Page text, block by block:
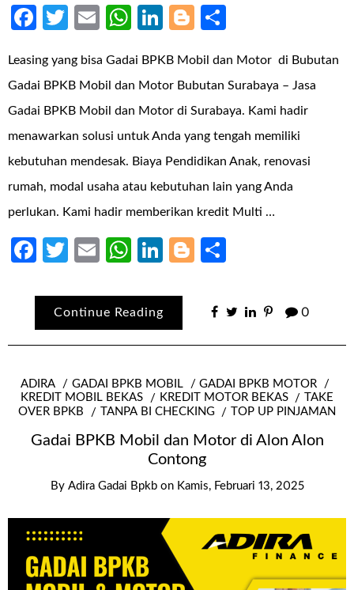
Facebook
Twitter
EmailWhatsApp
LinkedIn
Blogger
Leasing yang bisa Gadai BPKB Mobil dan Motor di Bubutan
Gadai BPKB Mobil dan Motor Bubutan Surabaya – Jasa
Gadai BPKB Mobil dan Motor di Surabaya. Kami hadir
menawarkan solusi untuk Anda yang tengah memiliki
kebutuhan mendesak. Biaya Pendidikan Anak, renovasi
rumah, modal usaha atau kebutuhan lain yang Anda
perlukan. Kami hadir memberikan kredit Multi …
Facebook
Twitter
EmailWhatsApp
LinkedIn
Blogger
Continue Reading 0
ADIRA GADAI BPKB MOBIL
GADAI BPKB MOTOR
KREDIT MOBIL BEKAS
KREDIT MOTOR BEKAS
TAKE
OVER BPKB
TANPA BI CHECKING TOP UP PINJAMAN
Gadai BPKB Mobil dan Motor di Alon Alon
Contong
By Adira Gadai Bpkb on Kamis, Februari 13, 2025